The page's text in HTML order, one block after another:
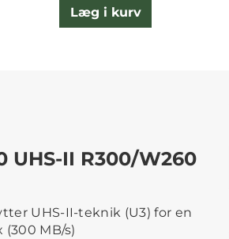
Læg i kurv
UHS-II R300/W260
UHS-II-teknik (U3) for en
MB/s)